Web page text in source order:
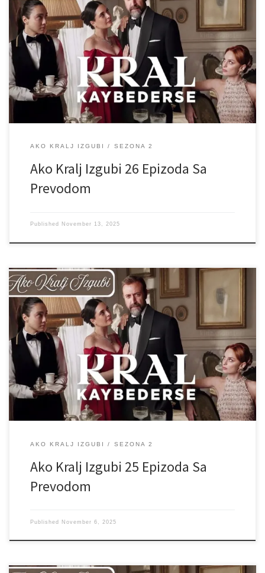
AKO KRALJ IZGUBI SEZONA 2
Ako Kralj Izgubi 26 Epizoda Sa
Prevodom
Published November 13, 2025
AKO KRALJ IZGUBI SEZONA 2
Ako Kralj Izgubi 25 Epizoda Sa
Prevodom
Published November 6, 2025